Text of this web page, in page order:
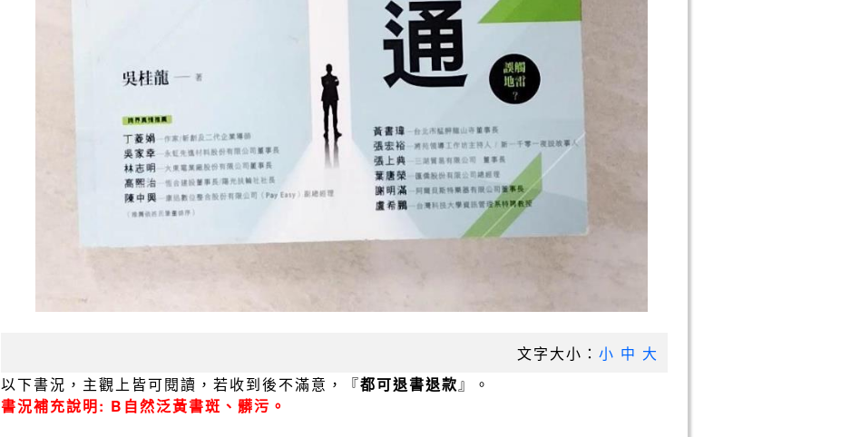
文字大小： 小 中 大
以下書況，主觀上皆可閱讀，若收到後不滿意，『都可退書退款』。
書況補充說明: B自然泛黃書斑、髒污。